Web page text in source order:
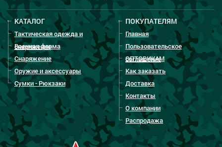
КАТАЛОГ
Тактическая одежда и
снаряжение
Военная форма
Снаряжение
Оружие и аксессуары
Сумки - Рюкзаки
ПОКУПАТЕЛЯМ
Главная
Пользовательское
соглашение
ОПТОВИКАМ
Как заказать
Доставка
Контакты
О компании
Распродажа